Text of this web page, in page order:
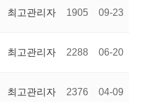
최고관리자 1905 09-23
최고관리자 2288 06-20
최고관리자 2376 04-09